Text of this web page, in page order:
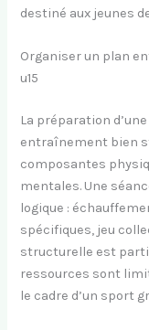
destiné aux jeunes
Organiser un plan
u15
La préparation
entraînement bien
composantes
mentales. Une
logique :
spécifiques, jeu
structurelle est
ressources sont
le cadre d’un sport